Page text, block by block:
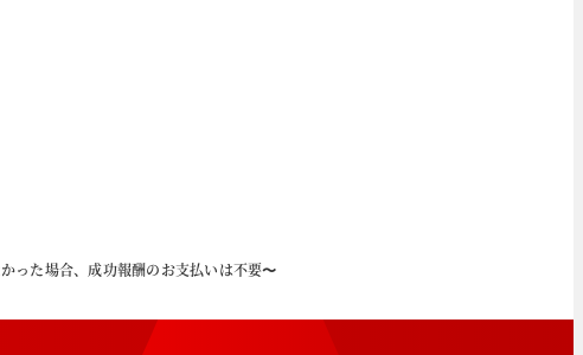
った場合、成功報酬のお支払いは不要〜